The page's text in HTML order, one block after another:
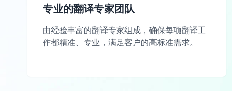
专业的翻译专家团队
由经验丰富的翻译专家组成，确保每项翻译工
作都精准、专业，满足客户的高标准需求。